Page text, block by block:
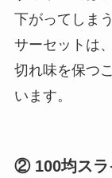
下がってしま
サーセットは
切れ味を保つ
います。
② 100均スラ